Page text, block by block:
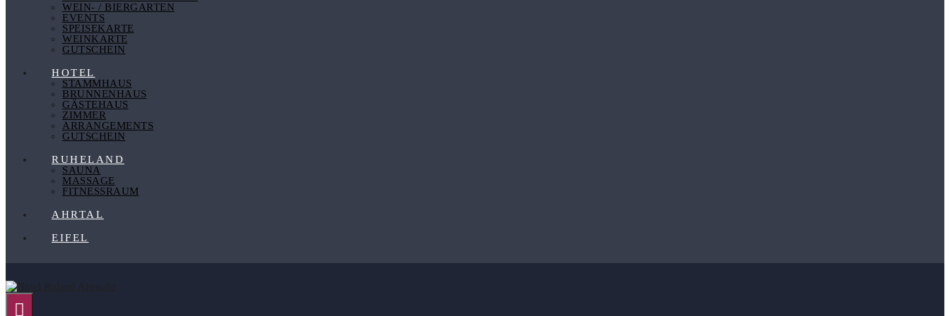
WEIN- / BIERGARTEN
EVENTS
SPEISEKARTE
WEINKARTE
GUTSCHEIN
HOTEL
STAMMHAUS
BRUNNENHAUS
GÄSTEHAUS
ZIMMER
ARRANGEMENTS
GUTSCHEIN
RUHELAND
SAUNA
MASSAGE
FITNESSRAUM
AHRTAL
EIFEL